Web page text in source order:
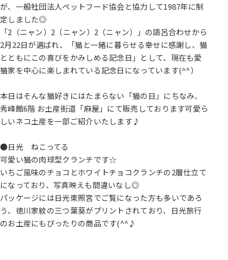
が、一般社団法人ペットフード協会と協力して1987年に制
定しました◎
「2（ニャン）2（ニャン）2（ニャン）」の語呂合わせから
2月22日が選ばれ、「猫と一緒に暮らせる幸せに感謝し、猫
とともにこの喜びをかみしめる記念日」として、現在も愛
猫家を中心に楽しまれている記念日になっています(^^）
本日はそんな猫好きにはたまらない「猫の日」にちなみ、
秀峰館6階 お土産街道「麻屋」にて販売しております可愛ら
しいネコ土産を一部ご紹介いたします♪
●日光 ねこってる
可愛い猫の肉球型クランチです☆
いちご風味のチョコとホワイトチョコクランチの2層仕立て
になっており、写真映えも間違いなし◎
パッケージには日光東照宮でご覧になった方も多いであろ
う、徳川家紋の三つ葉葵がプリントされており、日光旅行
のお土産にもぴったりの商品です(^^♪